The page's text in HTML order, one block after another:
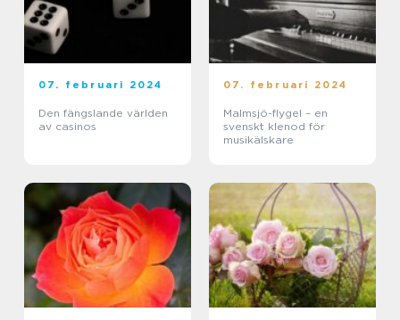
07. februari 2024
Den fängslande världen
av casinos
07. februari 2024
Malmsjö-flygel – en
svenskt klenod för
musikälskare